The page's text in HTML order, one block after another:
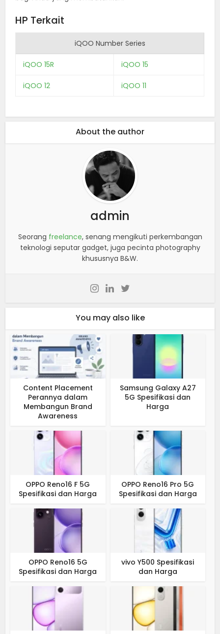
HP Terkait
iQOO Number Series
iQOO 15R iQOO 15
iQOO 12 iQOO 11
About the author
admin
Seorang freelance, senang mengikuti perkembangan
teknologi seputar gadget, juga pecinta photography
khususnya B&W.
You may also like
Content Placement
Perannya dalam
Membangun Brand
Awareness
Samsung Galaxy A27
5G Spesifikasi dan
Harga
OPPO Reno16 F 5G
Spesifikasi dan Harga
OPPO Reno16 Pro 5G
Spesifikasi dan Harga
OPPO Reno16 5G
Spesifikasi dan Harga
vivo Y500 Spesifikasi
dan Harga